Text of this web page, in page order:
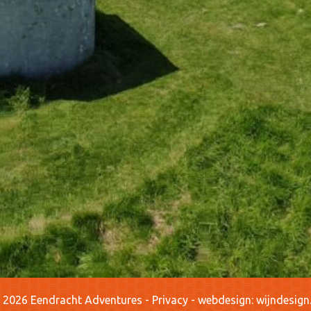
Eendracht Adventures - Privacy - webdesign: